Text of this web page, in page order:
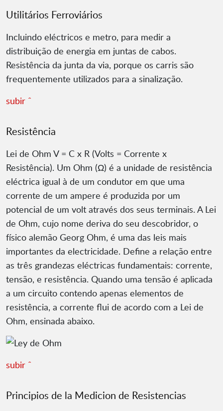
Utilitários Ferroviários
Incluindo eléctricos e metro, para medir a
distribuição de energia em juntas de cabos.
Resistência da junta da via, porque os carris são
frequentemente utilizados para a sinalização.
subir ˆ
Resistência
Lei de Ohm V = C x R (Volts = Corrente x
Resistência). Um Ohm (Ω) é a unidade de resistência
eléctrica igual à de um condutor em que uma
corrente de um ampere é produzida por um
potencial de um volt através dos seus terminais. A Lei
de Ohm, cujo nome deriva do seu descobridor, o
físico alemão Georg Ohm, é uma das leis mais
importantes da electricidade. Define a relação entre
as três grandezas eléctricas fundamentais: corrente,
tensão, e resistência. Quando uma tensão é aplicada
a um circuito contendo apenas elementos de
resistência, a corrente flui de acordo com a Lei de
Ohm, ensinada abaixo.
subir ˆ
Principios de la Medicion de Resistencias